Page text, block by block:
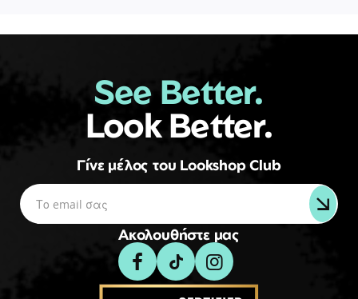
See Better.
Look Better.
Γίνε μέλος του Lookshop Club
Ακολουθήστε μας